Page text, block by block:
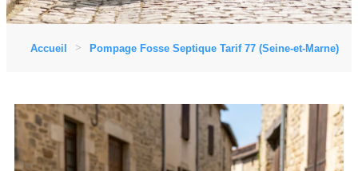
Accueil Pompage Fosse Septique Tarif 77 (Seine-et-Marne)